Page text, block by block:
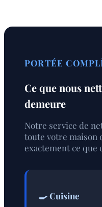
PORTÉE
Ce que nous
demeure
Notre service de
toute votre maison
exactement ce que
🍳 Cuisine